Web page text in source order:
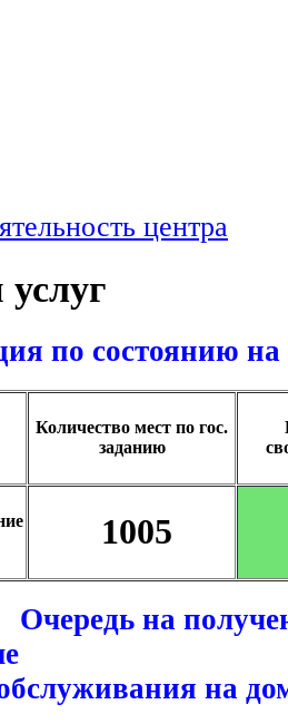
центра
по состоянию на
Количество мест по гос.
заданию
1005
Очередь на
форме
на